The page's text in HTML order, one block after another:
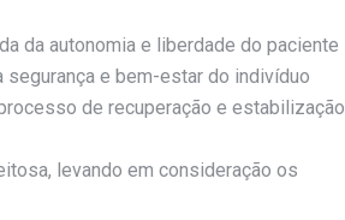
da autonomia e liberdade do paciente
segurança e bem-estar do indivíduo
de recuperação e estabilização
levando em consideração os